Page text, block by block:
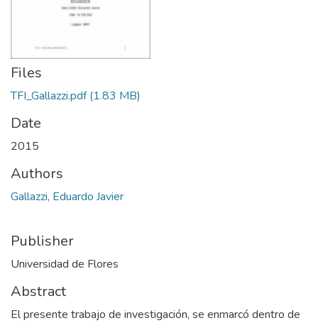
Files
TFI_Gallazzi.pdf(1.83 MB)
Date
2015
Authors
Gallazzi, Eduardo Javier
Publisher
Universidad de Flores
Abstract
El presente trabajo de investigación, se enmarcó dentro de